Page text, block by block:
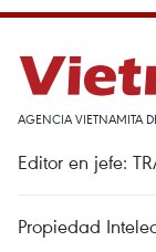
AGENCIA VIETNAMITA
Editor en jefe:
Propiedad